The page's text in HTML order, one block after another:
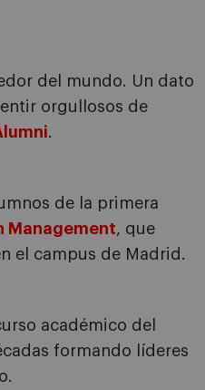
del mundo. Un dato
orgullosos de
.
de la primera
Management, que
el campus de Madrid.
académico del
formando líderes